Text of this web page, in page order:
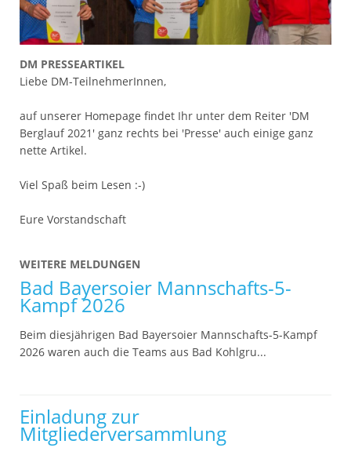
DM PRESSEARTIKEL
Liebe DM-TeilnehmerInnen,
auf unserer Homepage findet Ihr unter dem Reiter 'DM
Berglauf 2021' ganz rechts bei 'Presse' auch einige ganz
nette Artikel.
Viel Spaß beim Lesen :-)
Eure Vorstandschaft
WEITERE MELDUNGEN
Bad Bayersoier Mannschafts-5-
Kampf 2026
Beim diesjährigen Bad Bayersoier Mannschafts-5-Kampf
2026 waren auch die Teams aus Bad Kohlgru...
Einladung zur
Mitgliederversammlung